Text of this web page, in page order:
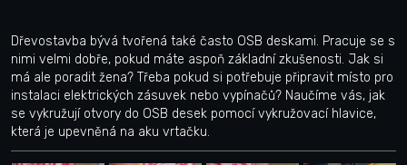
Dřevostavba bývá tvořená také často OSB deskami. Pracuje se s
nimi velmi dobře, pokud máte aspoň základní zkušenosti. Jak si
má ale poradit žena? Třeba pokud si potřebuje připravit místo pro
instalaci elektrických zásuvek nebo vypínačů? Naučíme vás, jak
se vykružují otvory do OSB desek pomocí vykružovací hlavice,
která je upevněná na aku vrtačku.